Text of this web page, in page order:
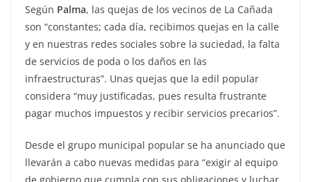
Según Palma, las quejas de los vecinos de La Cañada
son “constantes; cada día, recibimos quejas en la calle
y en nuestras redes sociales sobre la suciedad, la falta
de servicios de poda o los daños en las
infraestructuras”. Unas quejas que la edil popular
considera “muy justificadas, pues resulta frustrante
pagar muchos impuestos y recibir servicios precarios”.
Desde el grupo municipal popular se ha anunciado que
llevarán a cabo nuevas medidas para “exigir al equipo